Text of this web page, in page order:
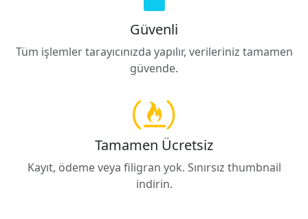
Güvenli
Tüm işlemler tarayıcınızda yapılır, verileriniz tamamen
güvende.
Tamamen Ücretsiz
Kayıt, ödeme veya filigran yok. Sınırsız thumbnail
indirin.